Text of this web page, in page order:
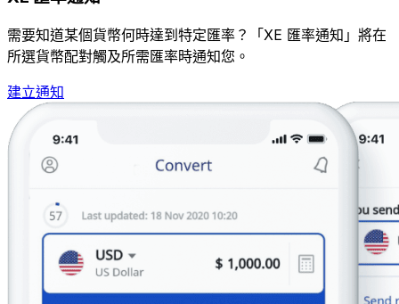
需要知道某個貨幣何時達到特定匯率？「XE 匯率通知」將在
所選貨幣配對觸及所需匯率時通知您。
建立通知